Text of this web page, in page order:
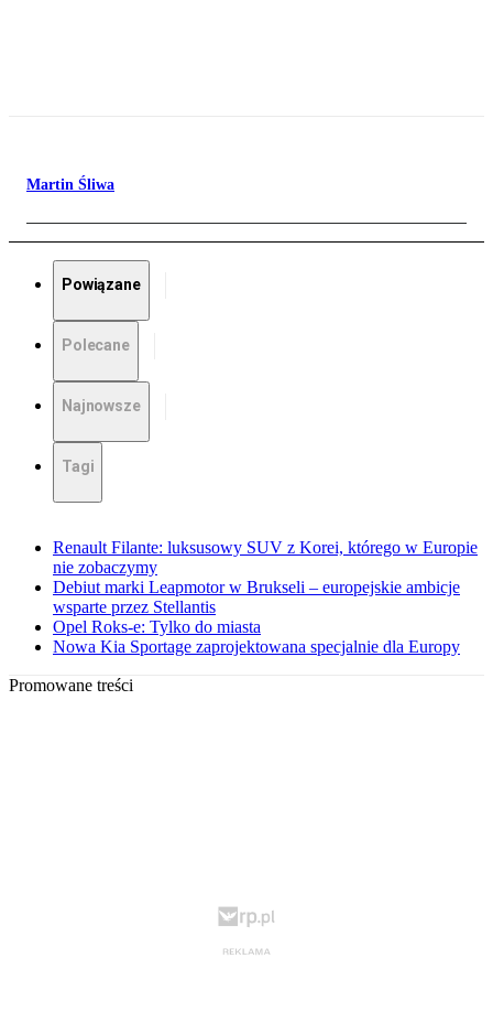
Martin Śliwa
Powiązane
Polecane
Najnowsze
Tagi
Renault Filante: luksusowy SUV z Korei, którego w Europie
nie zobaczymy
Debiut marki Leapmotor w Brukseli – europejskie ambicje
wsparte przez Stellantis
Opel Roks-e: Tylko do miasta
Nowa Kia Sportage zaprojektowana specjalnie dla Europy
Promowane treści